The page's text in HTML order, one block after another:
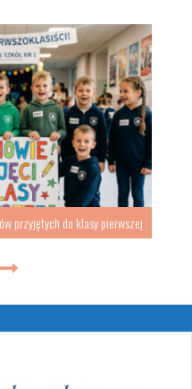
przyjętych do klasy pierwszej